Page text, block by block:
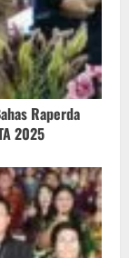
Raperda
2025